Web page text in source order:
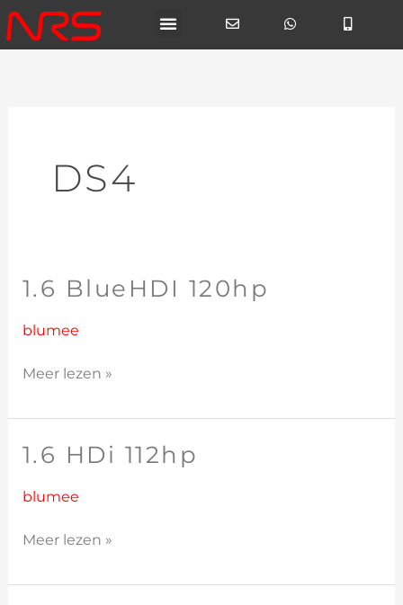
Ga
naar
de
DS4
1.6 BlueHDI 120hp
blumee
1.6
120hp
Meer lezen »
1.6 HDi 112hp
blumee
1.6
112hp
Meer lezen »